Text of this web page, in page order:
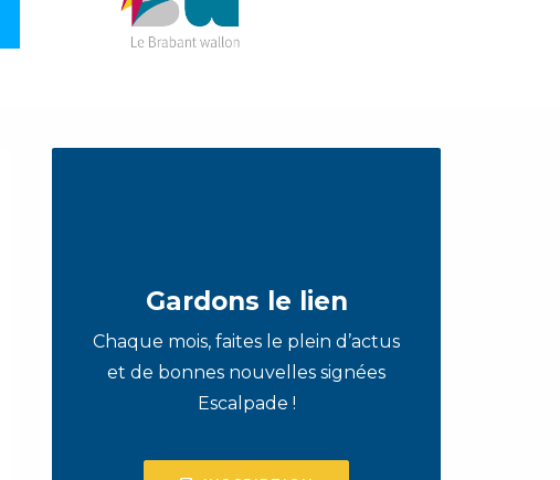
Gardons le lien
Chaque mois, faites le plein d’actus
et de bonnes nouvelles signées
Escalpade !